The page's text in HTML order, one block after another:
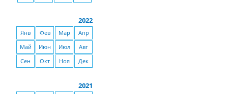
2022
Янв Фев Мар
Апр
Май
Июн Июл
Авг
Сен
Окт Ноя Дек
2021